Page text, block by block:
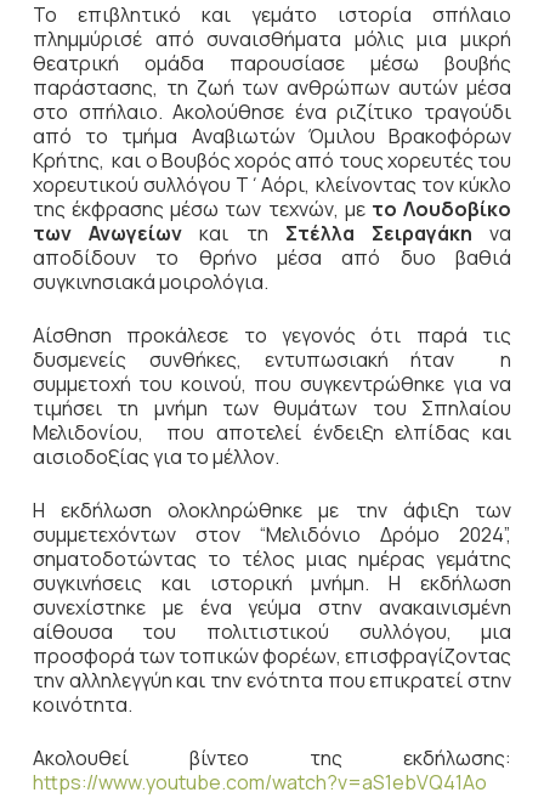
Το επιβλητικό και γεμάτο ιστορία σπήλαιο
πλημμύρισέ από συναισθήματα μόλις μια μικρή
θεατρική ομάδα παρουσίασε μέσω βουβής
παράστασης, τη ζωή των ανθρώπων αυτών μέσα
στο σπήλαιο. Ακολούθησε ένα ριζίτικο τραγούδι
από το τμήμα Αναβιωτών Όμιλου Βρακοφόρων
Κρήτης, και ο Βουβός χορός από τους χορευτές του
χορευτικού συλλόγου Τ΄Αόρι, κλείνοντας τον κύκλο
της έκφρασης μέσω των τεχνών, με το Λουδοβίκο
των Ανωγείων και τη Στέλλα Σειραγάκη να
αποδίδουν το θρήνο μέσα από δυο βαθιά
συγκινησιακά μοιρολόγια.
Αίσθηση προκάλεσε το γεγονός ότι παρά τις
δυσμενείς συνθήκες, εντυπωσιακή ήταν η
συμμετοχή του κοινού, που συγκεντρώθηκε για να
τιμήσει τη μνήμη των θυμάτων του Σπηλαίου
Μελιδονίου, που αποτελεί ένδειξη ελπίδας και
αισιοδοξίας για το μέλλον.
Η εκδήλωση ολοκληρώθηκε με την άφιξη των
συμμετεχόντων στον “Μελιδόνιο Δρόμο 2024”,
σηματοδοτώντας το τέλος μιας ημέρας γεμάτης
συγκινήσεις και ιστορική μνήμη. Η εκδήλωση
συνεχίστηκε με ένα γεύμα στην ανακαινισμένη
αίθουσα του πολιτιστικού συλλόγου, μια
προσφορά των τοπικών φορέων, επισφραγίζοντας
την αλληλεγγύη και την ενότητα που επικρατεί στην
κοινότητα.
Ακολουθεί βίντεο της εκδήλωσης:
https://www.youtube.com/watch?v=aS1ebVQ41Ao